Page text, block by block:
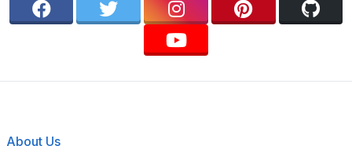
About Us